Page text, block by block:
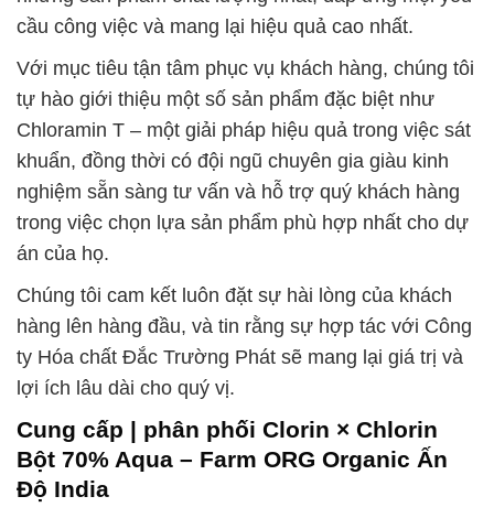
cầu công việc và mang lại hiệu quả cao nhất.
Với mục tiêu tận tâm phục vụ khách hàng, chúng tôi
tự hào giới thiệu một số sản phẩm đặc biệt như
Chloramin T – một giải pháp hiệu quả trong việc sát
khuẩn, đồng thời có đội ngũ chuyên gia giàu kinh
nghiệm sẵn sàng tư vấn và hỗ trợ quý khách hàng
trong việc chọn lựa sản phẩm phù hợp nhất cho dự
án của họ.
Chúng tôi cam kết luôn đặt sự hài lòng của khách
hàng lên hàng đầu, và tin rằng sự hợp tác với Công
ty Hóa chất Đắc Trường Phát sẽ mang lại giá trị và
lợi ích lâu dài cho quý vị.
Cung cấp | phân phối Clorin × Chlorin
Bột 70% Aqua – Farm ORG Organic Ấn
Độ India